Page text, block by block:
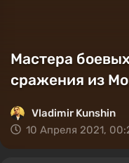
Мастера
сражения из
Vladimir Kunshin
10 Апреля 2021,